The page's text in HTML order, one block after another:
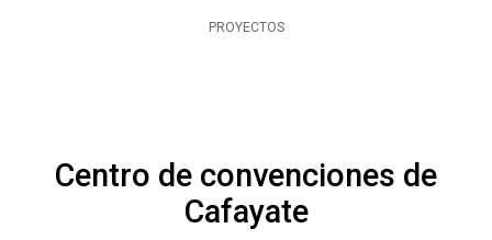
PROYECTOS
Centro de convenciones de
Cafayate